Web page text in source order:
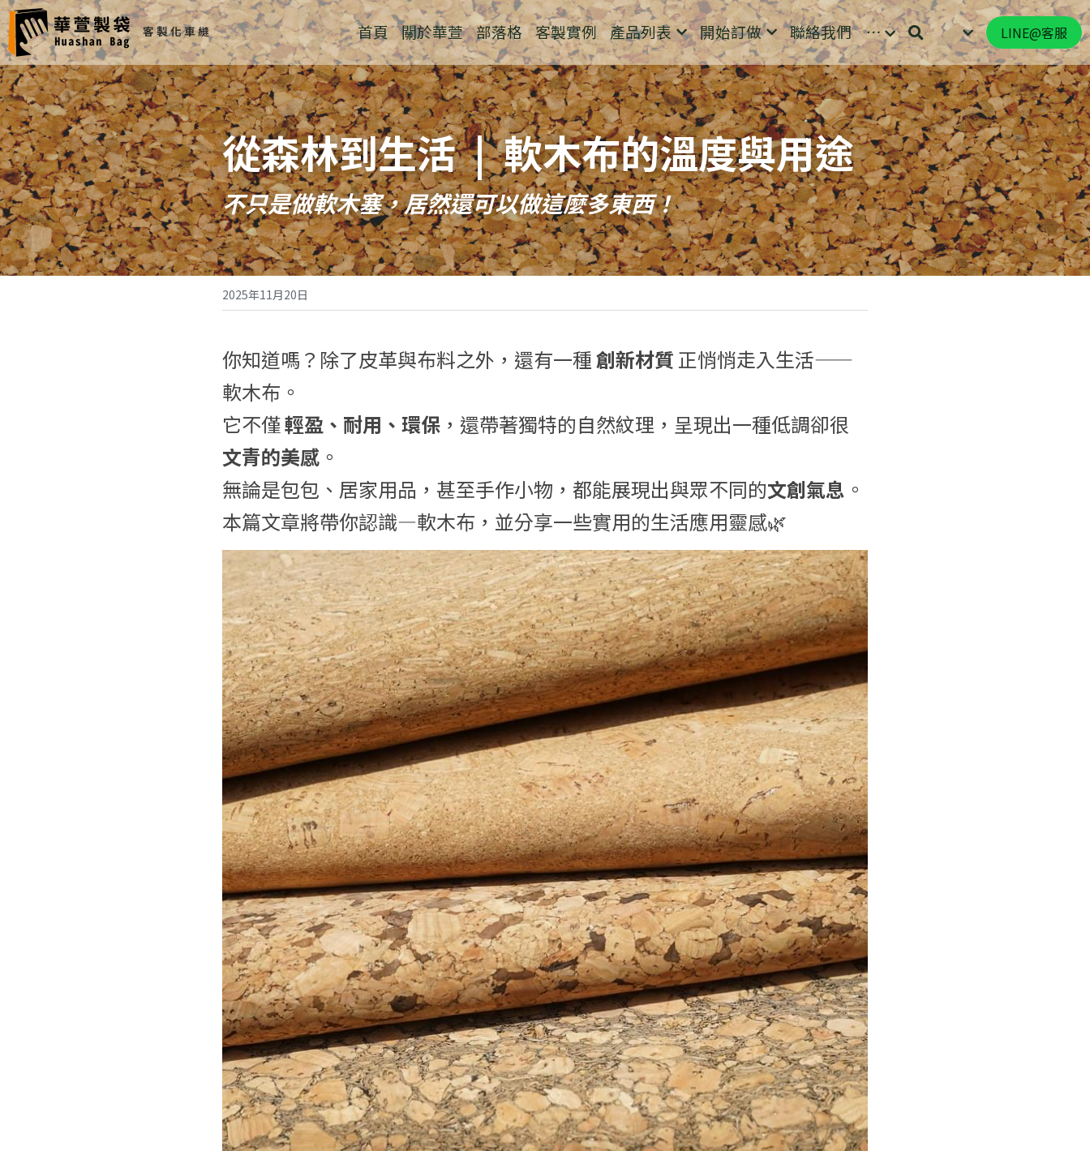
客 製 化 車 縫 首頁 關於華萱 部落格 客製實例 產品列表 開始訂做 聯絡我們 … LINE@客服
從森林到生活  |  軟木布的溫度與用途
不只是做軟木塞，居然還可以做這麼多東西！
2025年11月20日
你知道嗎？除了皮革與布料之外，還有一種 創新材質 正悄悄走入生活——
軟木布。
它不僅 輕盈、耐用、環保
文青的美感 。
無論是包包、居家用品，甚至手作小物，都能展現出與眾不同的文創氣息 。
本篇文章將帶你認識—軟木布，並分享一些實用的生活應用靈感🌿